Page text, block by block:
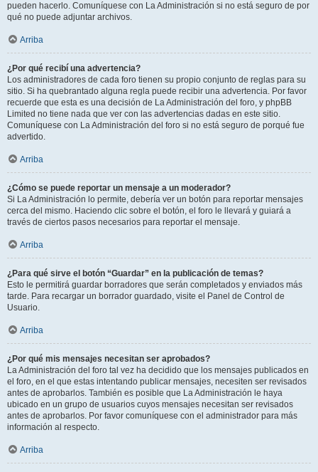
pueden hacerlo. Comuníquese con La Administración si no está seguro de por
qué no puede adjuntar archivos.
Arriba
¿Por qué recibí una advertencia?
Los administradores de cada foro tienen su propio conjunto de reglas para su
sitio. Si ha quebrantado alguna regla puede recibir una advertencia. Por favor
recuerde que esta es una decisión de La Administración del foro, y phpBB
Limited no tiene nada que ver con las advertencias dadas en este sitio.
Comuníquese con La Administración del foro si no está seguro de porqué fue
advertido.
Arriba
¿Cómo se puede reportar un mensaje a un moderador?
Si La Administración lo permite, debería ver un botón para reportar mensajes
cerca del mismo. Haciendo clic sobre el botón, el foro le llevará y guiará a
través de ciertos pasos necesarios para reportar el mensaje.
Arriba
¿Para qué sirve el botón “Guardar” en la publicación de temas?
Esto le permitirá guardar borradores que serán completados y enviados más
tarde. Para recargar un borrador guardado, visite el Panel de Control de
Usuario.
Arriba
¿Por qué mis mensajes necesitan ser aprobados?
La Administración del foro tal vez ha decidido que los mensajes publicados en
el foro, en el que estas intentando publicar mensajes, necesiten ser revisados
antes de aprobarlos. También es posible que La Administración le haya
ubicado en un grupo de usuarios cuyos mensajes necesitan ser revisados
antes de aprobarlos. Por favor comuníquese con el administrador para más
información al respecto.
Arriba